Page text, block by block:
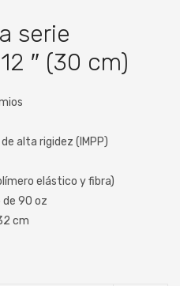
serie
″ (30 cm)
alta rigidez (IMPP)
elástico y fibra)
de 90 oz
cm